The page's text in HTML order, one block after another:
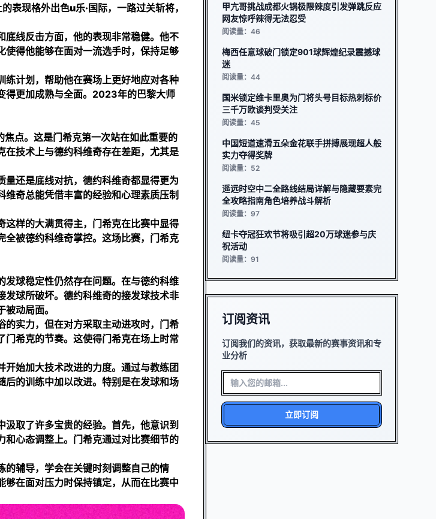
表现格外出色u乐·国际，一路过关斩将，
底线反击方面，他的表现非常稳健。他不
得他能够在面对一流选手时，保持足够
练计划，帮助他在赛场上更好地应对各种
得更加成熟与全面。2023年的巴黎大师
点。这是门希克第一次站在如此重要的
技术上与德约科维奇存在差距，尤其是
还是底线对抗，德约科维奇都显得更为
奇总能凭借丰富的经验和心理素质压制
样的大满贯得主，门希克在比赛中显得
被德约科维奇掌控。这场比赛，门希克
发球稳定性仍然存在问题。在与德约科维
球所破坏。德约科维奇的接发球技术非
动局面。
实力，但在对方采取主动进攻时，门希
门希克的节奏。这使得门希克在场上时常
始加大技术改进的力度。通过与教练团
后的训练中加以改进。特别是在发球和场
取了许多宝贵的经验。首先，他意识到
心态调整上。门希克通过对比赛细节的
的辅导，学会在关键时刻调整自己的情
在面对压力时保持镇定，从而在比赛中
甲亢哥挑战成都火锅极限辣度引发弹跳反应
网友惊呼辣得无法忍受
阅读量：46
梅西任意球破门锁定901球辉煌纪录震撼球
迷
阅读量：44
国米锁定维卡里奥为门将头号目标热刺标价
三千万欧谈判受关注
阅读量：45
中国短道速滑五朵金花联手拼搏展现超人般
实力夺得奖牌
阅读量：52
遥远时空中二全路线结局详解与隐藏要素完
全攻略指南角色培养战斗解析
阅读量：97
纽卡夺冠狂欢节将吸引超20万球迷参与庆
祝活动
阅读量：91
订阅资讯
订阅我们的资讯，获取最新的赛事资讯和专
业分析
立即订阅